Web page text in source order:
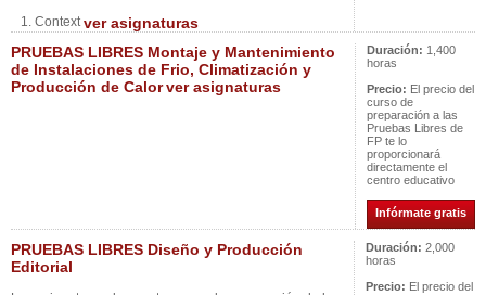
1. Contextver asignaturas
PRUEBAS LIBRES Montaje y Mantenimiento
de Instalaciones de Frio, Climatización y
Producción de Calorver asignaturas
Duración: 1,400
horas
Precio: El precio del
curso de
preparación a las
Pruebas Libres de
FP te lo
proporcionará
directamente el
centro educativo
Infórmate gratis
PRUEBAS LIBRES Diseño y Producción
Editorial
Duración: 2,000
horas
Precio: El precio del